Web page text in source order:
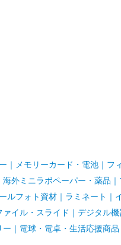
メモリーカード・電池 フ
海外ミニラボペーパー・薬品
ルフォト資材 ラミネート
ァイル・スライド デジタル機
ー 電球・電卓・生活応援商品